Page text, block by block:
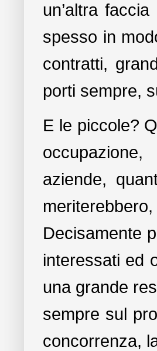
un’altra
spesso in
contratti,
porti sempre,
E le piccole?
aziende,
Decisamente
interessati ed
una grande
sempre sul
concorrenza,